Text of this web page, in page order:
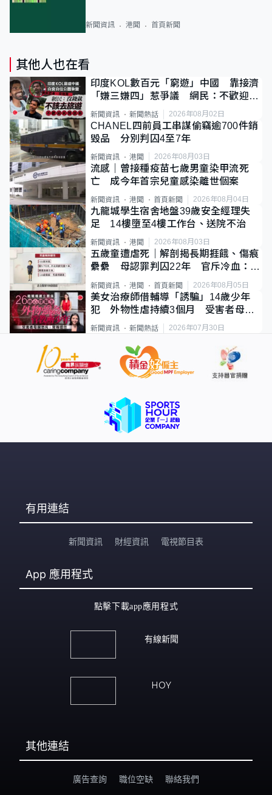
新聞資訊 港聞 首頁新聞
其他人也在看
印度KOL數百元「窮遊」中國 靠接濟
「嫌三嫌四」惹爭議 網民：不歡迎劣
質旅客
新聞資訊 新聞熱話 2026年08月02日
CHANEL四前員工串謀偷竊逾700件銷
毀品 分別判囚4至7年
新聞資訊 港聞 2026年08月03日
流感｜曾接種疫苗七歲男童染甲流死
亡 成今年首宗兒童感染離世個案
新聞資訊 港聞 首頁新聞 2026年08月04日
九龍城學生宿舍地盤39歲安全經理失
足 14樓墮至4樓工作台、送院不治
新聞資訊 港聞 2026年08月03日
五歲童遭虐死｜解剖揭長期捱餓、傷痕
纍纍 母認罪判囚22年 官斥冷血：同
類案最惡劣
新聞資訊 港聞 首頁新聞 2026年08月05日
美女治療師借輔導「誘騙」14歲少年
犯 外物性虐持續3個月 受害者母：
要保護其他人
新聞資訊 新聞熱話 2026年07月30日
有用連結
新聞資訊 財經資訊 電視節目表
App 應用程式
點擊下載app應用程式
有線新聞
HOY
其他連結
廣告查詢 職位空缺 聯絡我們